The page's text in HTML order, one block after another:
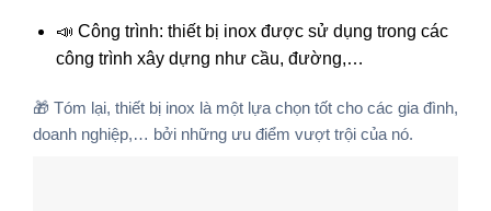
📣 Công trình: thiết bị inox được sử dụng trong các
công trình xây dựng như cầu, đường,…
🎁 Tóm lại, thiết bị inox là một lựa chọn tốt cho các gia đình,
doanh nghiệp,… bởi những ưu điểm vượt trội của nó.